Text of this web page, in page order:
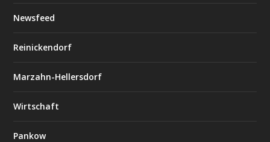
Newsfeed
Reinickendorf
Marzahn-Hellersdorf
Wirtschaft
Pankow